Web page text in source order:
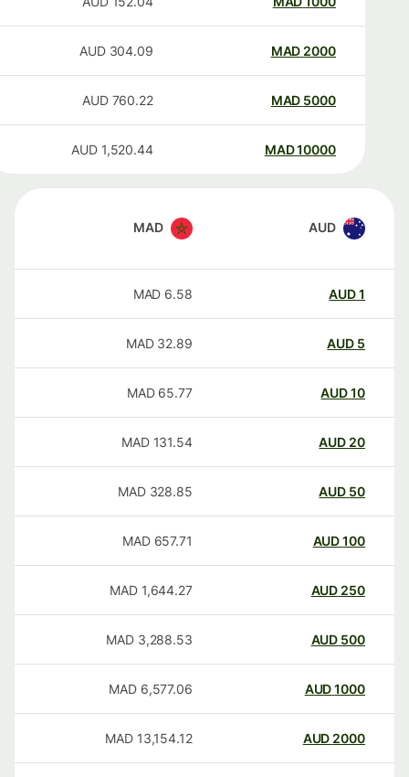
2000
MAD
304.09
AUD
5000
MAD
760.22
AUD
10000
MAD
1,520.44
AUD
AUD
MAD
AUD
6.58
MAD
AUD
32.89
MAD
AUD
65.77
MAD
20
AUD
131.54
MAD
50
AUD
328.85
MAD
100
AUD
657.71
MAD
250
AUD
1,644.27
MAD
500
AUD
3,288.53
MAD
1000
AUD
6,577.06
MAD
2000
AUD
13,154.12
MAD